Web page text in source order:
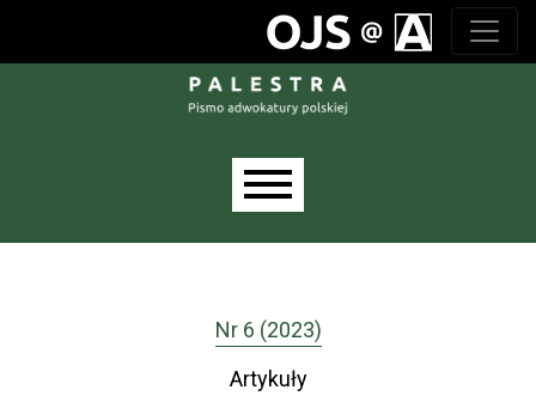
Nr 6 (2023)
Artykuły